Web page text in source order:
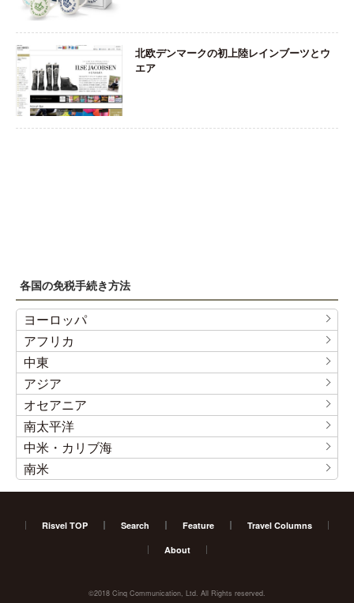
北欧デンマークの初上陸レインブーツとウ
エア
各国の免税手続き方法
ヨーロッパ
アフリカ
中東
アジア
オセアニア
南太平洋
中米・カリブ海
南米
Risvel TOP Search Feature Travel Columns
About
©2018 Cinq Communication, Ltd. All Rights reserved.